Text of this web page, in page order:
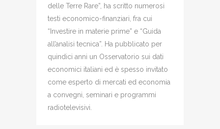
delle Terre Rare”, ha scritto numerosi
testi economico-finanziari, fra cui
“Investire in materie prime” e “Guida
all’analisi tecnica”. Ha pubblicato per
quindici anni un Osservatorio sui dati
economici italiani ed è spesso invitato
come esperto di mercati ed economia
a convegni, seminari e programmi
radiotelevisivi.